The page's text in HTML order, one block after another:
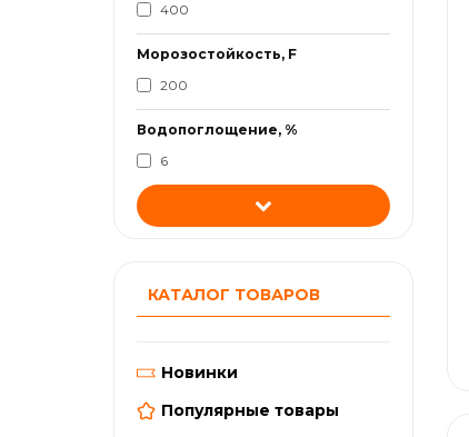
400
Морозостойкость, F
200
Водопоглощение, %
6
КАТАЛОГ ТОВАРОВ
Новинки
Популярные товары